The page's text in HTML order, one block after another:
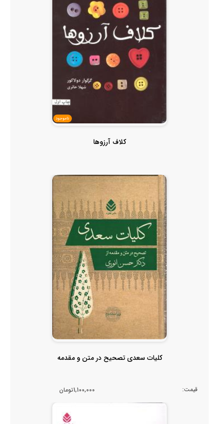
ناموجود
کلاف آرزوها
کلیات سعدی تصحیح در متن و مقدمه
قیمت: 1,100,000تومان